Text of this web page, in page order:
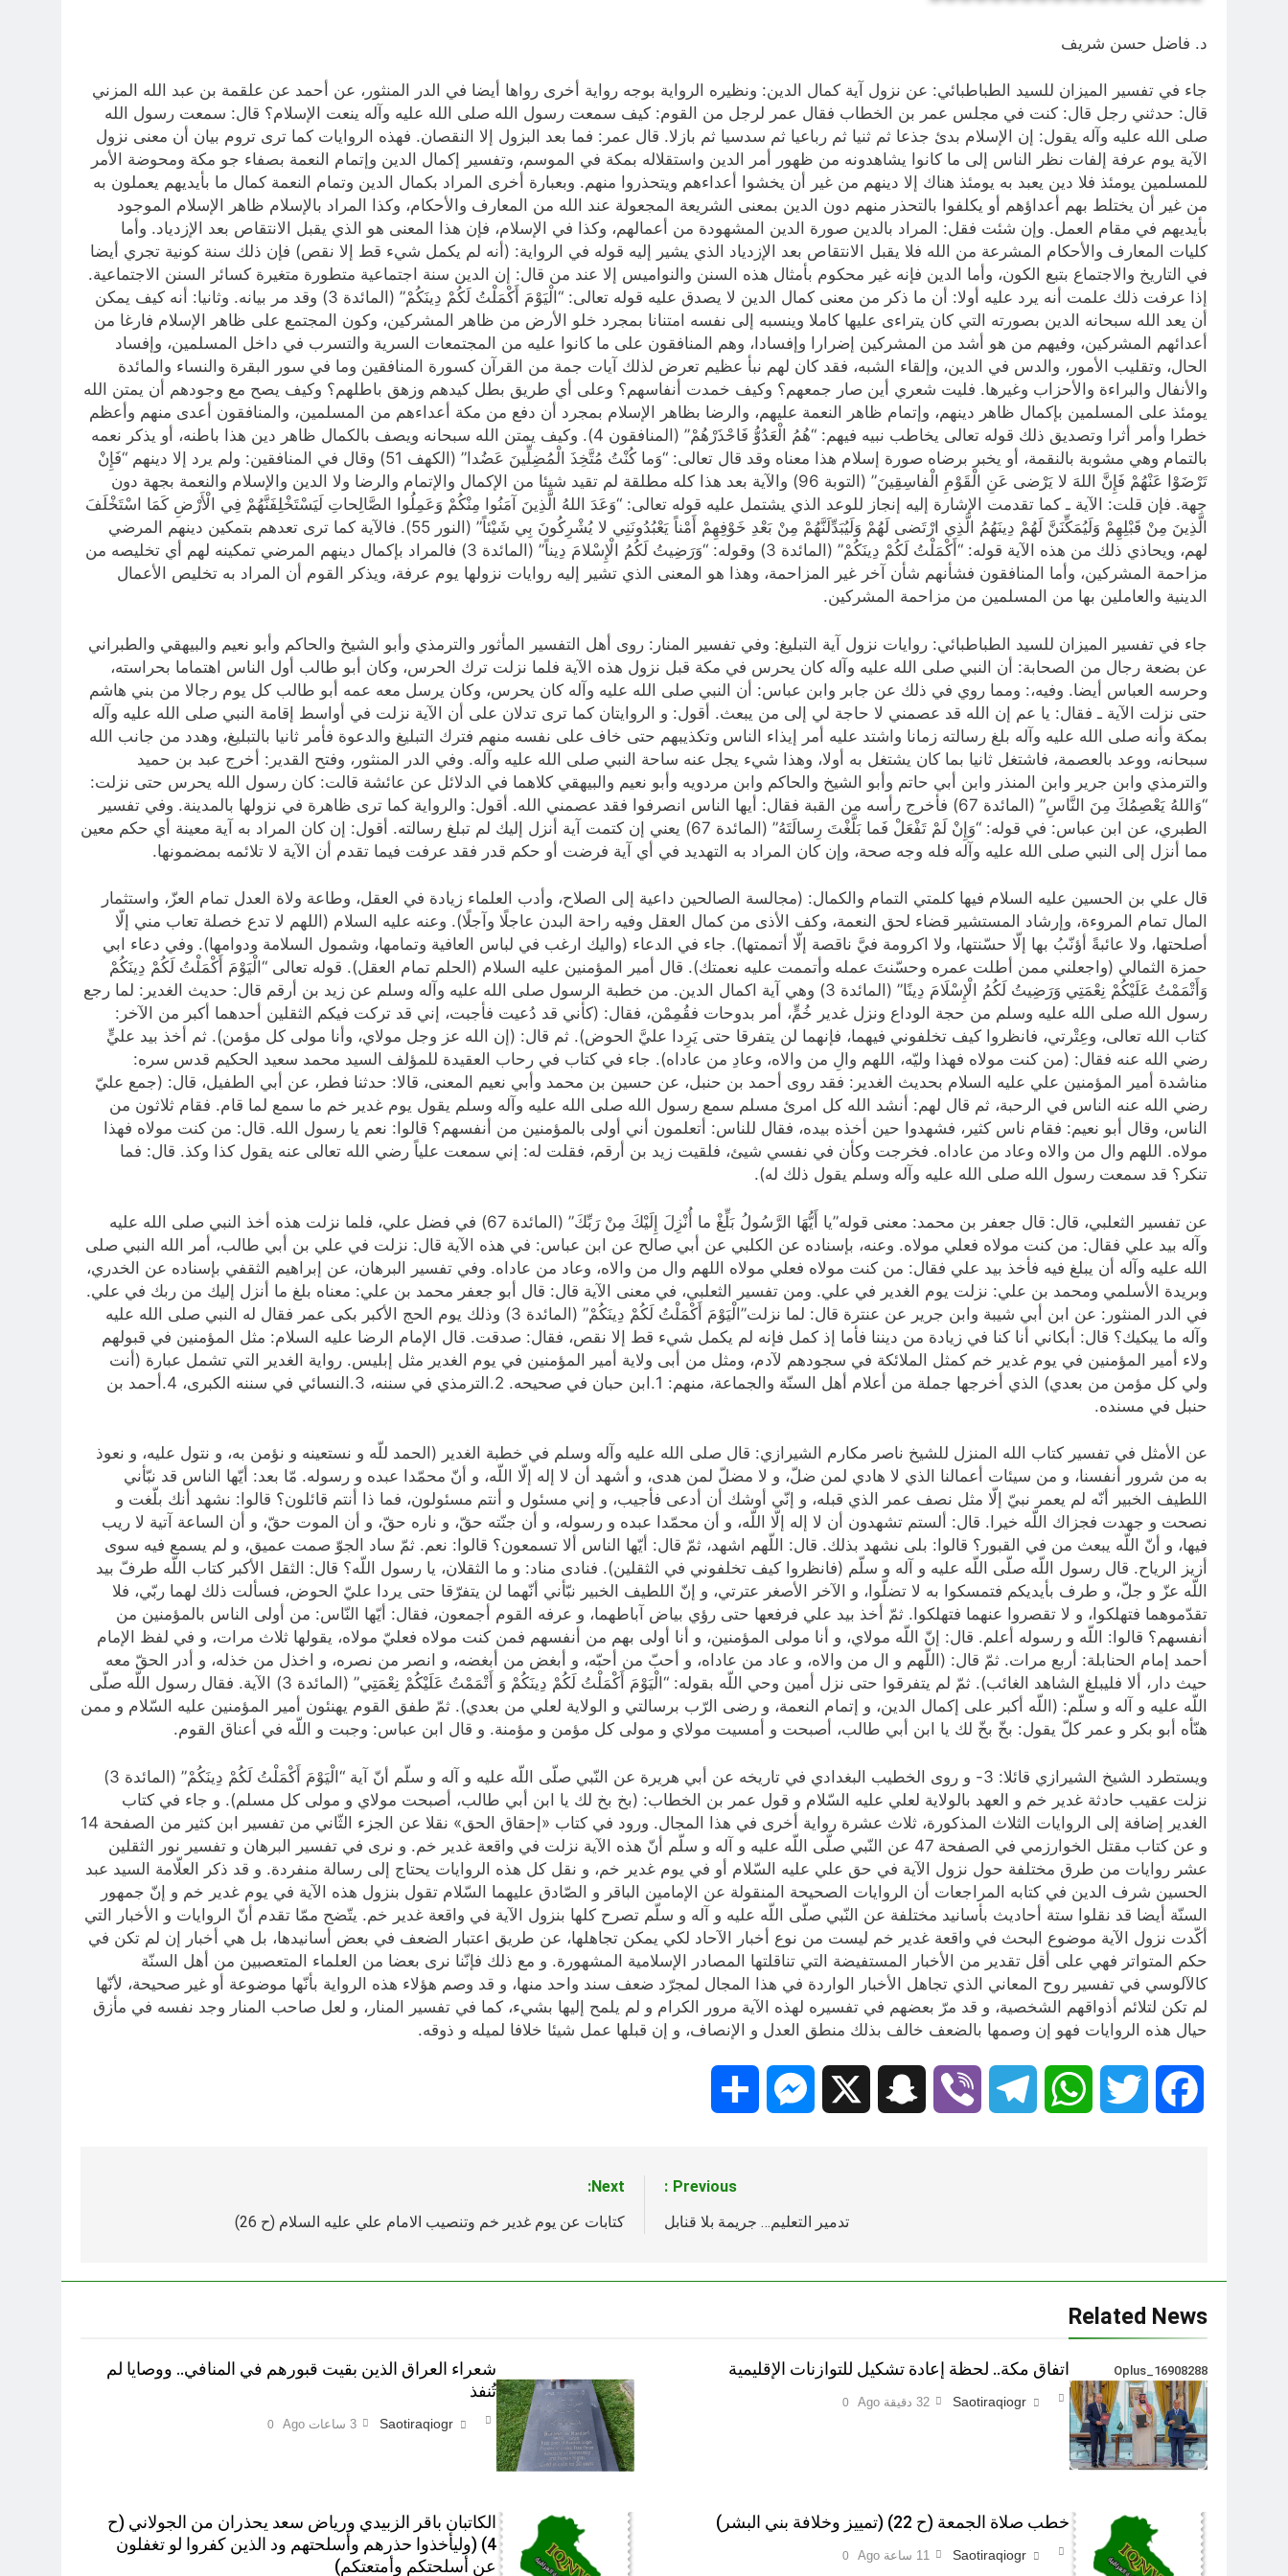
د. فاضل حسن شريف
جاء في تفسير الميزان للسيد الطباطبائي: عن نزول آية كمال الدين: ونظيره الرواية بوجه رواية أخرى رواها أيضا في الدر المنثور، عن أحمد عن علقمة بن عبد الله المزني
قال: حدثني رجل قال: كنت في مجلس عمر بن الخطاب فقال عمر لرجل من القوم: كيف سمعت رسول الله صلى ‌الله‌ عليه‌ وآله ينعت الإسلام؟ قال: سمعت رسول الله
صلى ‌الله‌ عليه‌ وآله يقول: إن الإسلام بدئ جذعا ثم ثنيا ثم رباعيا ثم سدسيا ثم بازلا. قال عمر: فما بعد البزول إلا النقصان. فهذه الروايات كما ترى تروم بيان أن معنى نزول
الآية يوم عرفة إلفات نظر الناس إلى ما كانوا يشاهدونه من ظهور أمر الدين واستقلاله بمكة في الموسم، وتفسير إكمال الدين وإتمام النعمة بصفاء جو مكة ومحوضة الأمر
للمسلمين يومئذ فلا دين يعبد به يومئذ هناك إلا دينهم من غير أن يخشوا أعداءهم ويتحذروا منهم. وبعبارة أخرى المراد بكمال الدين وتمام النعمة كمال ما بأيديهم يعملون به
من غير أن يختلط بهم أعداؤهم أو يكلفوا بالتحذر منهم دون الدين بمعنى الشريعة المجعولة عند الله من المعارف والأحكام، وكذا المراد بالإسلام ظاهر الإسلام الموجود
بأيديهم في مقام العمل. وإن شئت فقل: المراد بالدين صورة الدين المشهودة من أعمالهم، وكذا في الإسلام، فإن هذا المعنى هو الذي يقبل الانتقاص بعد الإزدياد. وأما
كليات المعارف والأحكام المشرعة من الله فلا يقبل الانتقاص بعد الإزدياد الذي يشير إليه قوله في الرواية: (أنه لم يكمل شيء قط إلا نقص) فإن ذلك سنة كونية تجري أيضا
في التاريخ والاجتماع بتبع الكون، وأما الدين فإنه غير محكوم بأمثال هذه السنن والنواميس إلا عند من قال: إن الدين سنة اجتماعية متطورة متغيرة كسائر السنن الاجتماعية.
إذا عرفت ذلك علمت أنه يرد عليه أولا: أن ما ذكر من معنى كمال الدين لا يصدق عليه قوله تعالى: “الْيَوْمَ أَكْمَلْتُ لَكُمْ دِينَكُمْ” (المائدة 3) وقد مر بيانه. وثانيا: أنه كيف يمكن
أن يعد الله سبحانه الدين بصورته التي كان يتراءى عليها كاملا وينسبه إلى نفسه امتنانا بمجرد خلو الأرض من ظاهر المشركين، وكون المجتمع على ظاهر الإسلام فارغا من
أعدائهم المشركين، وفيهم من هو أشد من المشركين إضرارا وإفسادا، وهم المنافقون على ما كانوا عليه من المجتمعات السرية والتسرب في داخل المسلمين، وإفساد
الحال، وتقليب الأمور، والدس في الدين، وإلقاء الشبه، فقد كان لهم نبأ عظيم تعرض لذلك آيات جمة من القرآن كسورة المنافقين وما في سور البقرة والنساء والمائدة
والأنفال والبراءة والأحزاب وغيرها. فليت شعري أين صار جمعهم؟ وكيف خمدت أنفاسهم؟ وعلى أي طريق بطل كيدهم وزهق باطلهم؟ وكيف يصح مع وجودهم أن يمتن الله
يومئذ على المسلمين بإكمال ظاهر دينهم، وإتمام ظاهر النعمة عليهم، والرضا بظاهر الإسلام بمجرد أن دفع من مكة أعداءهم من المسلمين، والمنافقون أعدى منهم وأعظم
خطرا وأمر أثرا وتصديق ذلك قوله تعالى يخاطب نبيه فيهم: “هُمُ الْعَدُوُّ فَاحْذَرْهُمْ” (المنافقون 4). وكيف يمتن الله سبحانه ويصف بالكمال ظاهر دين هذا باطنه، أو يذكر نعمه
بالتمام وهي مشوبة بالنقمة، أو يخبر برضاه صورة إسلام هذا معناه وقد قال تعالى: “وَما كُنْتُ مُتَّخِذَ الْمُضِلِّينَ عَضُدا” (الكهف 51) وقال في المنافقين: ولم يرد إلا دينهم “فَإِنْ
تَرْضَوْا عَنْهُمْ فَإِنَّ اللهَ لا يَرْضى عَنِ الْقَوْمِ الْفاسِقِينَ” (التوبة 96) والآية بعد هذا كله مطلقة لم تقيد شيئا من الإكمال والإتمام والرضا ولا الدين والإسلام والنعمة بجهة دون
جهة. فإن قلت: الآية ـ كما تقدمت الإشارة إليه إنجاز للوعد الذي يشتمل عليه قوله تعالى: “وَعَدَ اللهُ الَّذِينَ آمَنُوا مِنْكُمْ وَعَمِلُوا الصَّالِحاتِ لَيَسْتَخْلِفَنَّهُمْ فِي الْأَرْضِ كَمَا اسْتَخْلَفَ
الَّذِينَ مِنْ قَبْلِهِمْ وَلَيُمَكِّنَنَّ لَهُمْ دِينَهُمُ الَّذِي ارْتَضى لَهُمْ وَلَيُبَدِّلَنَّهُمْ مِنْ بَعْدِ خَوْفِهِمْ أَمْناً يَعْبُدُونَنِي لا يُشْرِكُونَ بِي شَيْئاً” (النور 55). فالآية كما ترى تعدهم بتمكين دينهم المرضي
لهم، ويحاذي ذلك من هذه الآية قوله: “أَكْمَلْتُ لَكُمْ دِينَكُمْ” (المائدة 3) وقوله: “وَرَضِيتُ لَكُمُ الْإِسْلامَ دِيناً” (المائدة 3) فالمراد بإكمال دينهم المرضي تمكينه لهم أي تخليصه من
مزاحمة المشركين، وأما المنافقون فشأنهم شأن آخر غير المزاحمة، وهذا هو المعنى الذي تشير إليه روايات نزولها يوم عرفة، ويذكر القوم أن المراد به تخليص الأعمال
الدينية والعاملين بها من المسلمين من مزاحمة المشركين.
جاء في تفسير الميزان للسيد الطباطبائي: روايات نزول آية التبليغ: وفي تفسير المنار: روى أهل التفسير المأثور والترمذي وأبو الشيخ والحاكم وأبو نعيم والبيهقي والطبراني
عن بضعة رجال من الصحابة: أن النبي صلى ‌الله‌ عليه‌ وآله كان يحرس في مكة قبل نزول هذه الآية فلما نزلت ترك الحرس، وكان أبو طالب أول الناس اهتماما بحراسته،
وحرسه العباس أيضا. وفيه،: ومما روي في ذلك عن جابر وابن عباس: أن النبي صلى ‌الله‌ عليه‌ وآله كان يحرس، وكان يرسل معه عمه أبو طالب كل يوم رجالا من بني هاشم
حتى نزلت الآية ـ فقال: يا عم إن الله قد عصمني لا حاجة لي إلى من يبعث. أقول: و الروايتان كما ترى تدلان على أن الآية نزلت في أواسط إقامة النبي صلى ‌الله‌ عليه‌ وآله
بمكة وأنه صلى ‌الله‌ عليه‌ وآله بلغ رسالته زمانا واشتد عليه أمر إيذاء الناس وتكذيبهم حتى خاف على نفسه منهم فترك التبليغ والدعوة فأمر ثانيا بالتبليغ، وهدد من جانب الله
سبحانه، ووعد بالعصمة، فاشتغل ثانيا بما كان يشتغل به أولا، وهذا شيء يجل عنه ساحة النبي صلى ‌الله‌ عليه‌ وآله. وفي الدر المنثور، وفتح القدير: أخرج عبد بن حميد
والترمذي وابن جرير وابن المنذر وابن أبي حاتم وأبو الشيخ والحاكم وابن مردويه وأبو نعيم والبيهقي كلاهما في الدلائل عن عائشة قالت: كان رسول الله يحرس حتى نزلت:
“وَاللهُ يَعْصِمُكَ مِنَ النَّاسِ” (المائدة 67) فأخرج رأسه من القبة فقال: أيها الناس انصرفوا فقد عصمني الله. أقول: والرواية كما ترى ظاهرة في نزولها بالمدينة. وفي تفسير
الطبري، عن ابن عباس: في قوله: “وَإِنْ لَمْ تَفْعَلْ فَما بَلَّغْتَ رِسالَتَهُ” (المائدة 67) يعني إن كتمت آية أنزل إليك لم تبلغ رسالته. أقول: إن كان المراد به آية معينة أي حكم معين
مما أنزل إلى النبي صلى ‌الله‌ عليه‌ وآله فله وجه صحة، وإن كان المراد به التهديد في أي آية فرضت أو حكم قدر فقد عرفت فيما تقدم أن الآية لا تلائمه بمضمونها.
قال علي بن الحسين عليه السلام فيها كلمتي التمام والكمال: (مجالسة الصالحين داعية إلى الصلاح، وأدب العلماء زيادة في العقل، وطاعة ولاة العدل تمام العزّ، واستثمار
المال تمام المروءة، وإرشاد المستشير قضاء لحق النعمة، وكف الأذى من كمال العقل وفيه راحة البدن عاجلًا وآجلًا). وعنه عليه السلام (اللهم لا تدع خصلة تعاب مني إلّا
أصلحتها، ولا عائبةً أؤنّبُ بها إلّا حسّنتها، ولا اكرومة فيَّ ناقصة إلّا أتممتها). جاء في الدعاء (واليك ارغب في لباس العافية وتمامها، وشمول السلامة ودوامها). وفي دعاء ابي
حمزة الثمالي (واجعلني ممن أطلت عمره وحسّنتَ عمله وأتممت عليه نعمتك). قال أمير المؤمنين عليه السلام (الحلم تمام العقل). قوله تعالى “الْيَوْمَ أَكْمَلْتُ لَكُمْ دِينَكُمْ
وَأَتْمَمْتُ عَلَيْكُمْ نِعْمَتِي وَرَضِيتُ لَكُمُ الْإِسْلَامَ دِينًا” (المائدة 3) وهي آية اكمال الدين. من خطبة الرسول صلى الله عليه وآله وسلم عن زيد بن أرقم قال: حديث الغدير: لما رجع
رسول الله صلى الله عليه وسلم من حجة الوداع ونزل غدير خُمٍّ، أمر بدوحات فقُمِمْن، فقال: (كأني قد دُعيت فأجبت، إني قد تركت فيكم الثقلين أحدهما أكبر من الآخر:
كتاب الله تعالى، وعِتْرتي، فانظروا كيف تخلفوني فيهما، فإنهما لن يتفرقا حتى يَرِدا عليَّ الحوض). ثم قال: (إن الله عز وجل مولاي، وأنا مولى كل مؤمن). ثم أخذ بيد عليٍّ
رضي الله عنه فقال: (من كنت مولاه فهذا وليّه، اللهم والِ من والاه، وعادِ من عاداه). جاء في كتاب في رحاب العقيدة للمؤلف السيد محمد سعيد الحكيم قدس سره:
مناشدة أمير المؤمنين علي عليه السلام بحديث الغدير: فقد روى أحمد بن حنبل، عن حسين بن محمد وأبي نعيم المعنى، قالا: حدثنا فطر، عن أبي الطفيل، قال: (جمع عليّ
رضي الله عنه الناس في الرحبة، ثم قال لهم: أنشد الله كل امرئ مسلم سمع رسول الله صلى الله عليه وآله وسلم يقول يوم غدير خم ما سمع لما قام. فقام ثلاثون من
الناس، وقال أبو نعيم: فقام ناس كثير، فشهدوا حين أخذه بيده، فقال للناس: أتعلمون أني أولى بالمؤمنين من أنفسهم؟ قالوا: نعم يا رسول الله. قال: من كنت مولاه فهذا
مولاه. اللهم وال من والاه وعاد من عاداه. فخرجت وكأن في نفسي شيئ، فلقيت زيد بن أرقم، فقلت له: إني سمعت علياً رضي الله تعالى عنه يقول كذا وكذ. قال: فما
تنكر؟ قد سمعت رسول الله صلى الله عليه وآله وسلم يقول ذلك له).
عن تفسير الثعلبي، قال: قال جعفر بن محمد: معنى قوله”يا أَيُّهَا الرَّسُولُ بَلِّغْ ما أُنْزِلَ إِلَيْكَ مِنْ رَبِّكَ” (المائدة 67) في فضل علي، فلما نزلت هذه أخذ النبي صلى‌ الله‌ عليه‌
وآله بيد علي فقال: من كنت مولاه فعلي مولاه. وعنه، بإسناده عن الكلبي عن أبي صالح عن ابن عباس: في هذه الآية قال: نزلت في علي بن أبي طالب، أمر الله النبي صلى‌
الله‌ عليه‌ وآله أن يبلغ فيه فأخذ بيد علي فقال: من كنت مولاه فعلي مولاه اللهم وال من والاه، وعاد من عاداه. وفي تفسير البرهان، عن إبراهيم الثقفي بإسناده عن الخدري،
وبريدة الأسلمي ومحمد بن علي: نزلت يوم الغدير في علي. ومن تفسير الثعلبي، في معنى الآية قال: قال أبو جعفر محمد بن علي: معناه بلغ ما أنزل إليك من ربك في علي.
في الدر المنثور: عن ابن أبي شيبة وابن جرير عن عنترة قال: لما نزلت”الْيَوْمَ أَكْمَلْتُ لَكُمْ دِينَكُمْ” (المائدة 3) وذلك يوم الحج الأكبر بكى عمر فقال له النبي صلى‌ الله‌ عليه‌
وآله ما يبكيك؟ قال: أبكاني أنا كنا في زيادة من ديننا فأما إذ كمل فإنه لم يكمل شيء قط إلا نقص، فقال: صدقت. قال الإمام الرضا عليه السلام: مثل المؤمنين في قبولهم
ولاء أمير المؤمنين في يوم غدير خم كمثل الملائكة في سجودهم لآدم، ومثل من أبى ولاية أمير المؤمنين في يوم الغدير مثل إبليس. رواية الغدير التي تشمل عبارة (أنت
ولي كل مؤمن من بعدي) الذي أخرجها جملة من أعلام أهل السنّة والجماعة، منهم: 1.ابن حبان في صحيحه. 2.الترمذي في سننه، 3.النسائي في سننه الكبرى، 4.أحمد بن
حنبل في مسنده.
عن الأمثل في تفسير كتاب الله المنزل للشيخ ناصر مكارم الشيرازي: قال صلى الله عليه وآله وسلم في خطبة الغدير (الحمد للّه و نستعينه و نؤمن به، و نتول عليه، و نعوذ
به من شرور أنفسنا، و من سيئات أعمالنا الذي لا هادي لمن ضلّ، و لا مضلّ لمن هدى، و أشهد أن لا إله إلّا اللّه، و أنّ محمّدا عبده و رسوله. مّا بعد: أيّها الناس قد نبّأني
اللطيف الخبير أنّه لم يعمر نبيّ إلّا مثل نصف عمر الذي قبله، و إنّي أوشك أن أدعى فأجيب، و إني مسئول و أنتم مسئولون، فما ذا أنتم قائلون؟ قالوا: نشهد أنك بلّغت و
نصحت و جهدت فجزاك اللّه خيرا. قال: ألستم تشهدون أن لا إله إلّا اللّه، و أن محمّدا عبده و رسوله، و أن جنّته حقّ، و ناره حقّ، و أن الموت حقّ، و أن الساعة آتية لا ريب
فيها، و أنّ اللّه يبعث من في القبور؟ قالوا: بلى نشهد بذلك. قال: اللّهم اشهد، ثمّ قال: أيّها الناس ألا تسمعون؟ قالوا: نعم. ثمّ ساد الجوّ صمت عميق، و لم يسمع فيه سوى
أزيز الرياح. قال رسول اللّه صلّى اللّه عليه و آله و سلّم (فانظروا كيف تخلفوني في الثقلين). فنادى مناد: و ما الثقلان، يا رسول اللّه؟ قال: الثقل الأكبر كتاب اللّه طرفّ بيد
اللّه عزّ و جلّ، و طرف بأيديكم فتمسكوا به لا تضلّوا، و الآخر الأصغر عترتي، و إنّ اللطيف الخبير نبّأني أنّهما لن يتفرّقا حتى يردا عليّ الحوض، فسألت ذلك لهما ربّي، فلا
تقدّموهما فتهلكوا، و لا تقصروا عنهما فتهلكوا. ثمّ أخذ بيد علي فرفعها حتى رؤي بياض آباطهما، و عرفه القوم أجمعون، فقال: أيّها النّاس: من أولى الناس بالمؤمنين من
أنفسهم؟ قالوا: اللّه و رسوله أعلم. قال: إنّ اللّه مولاي، و أنا مولى المؤمنين، و أنا أولى بهم من أنفسهم فمن كنت مولاه فعليّ مولاه، يقولها ثلاث مرات، و في لفظ الإمام
أحمد إمام الحنابلة: أربع مرات. ثمّ قال: (اللّهم و ال من والاه، و عاد من عاداه، و أحبّ من أحبّه، و أبغض من أبغضه، و انصر من نصره، و اخذل من خذله، و أدر الحقّ معه
حيث دار، ألا فليبلغ الشاهد الغائب). ثمّ لم يتفرقوا حتى نزل أمين وحي اللّه بقوله: “الْيَوْمَ أَكْمَلْتُ لَكُمْ دِينَكُمْ وَ أَتْمَمْتُ عَلَيْكُمْ نِعْمَتِي” (المائدة 3) الآية. فقال رسول اللّه صلّى
اللّه عليه و آله و سلّم: (اللّه أكبر على إكمال الدين، و إتمام النعمة، و رضى الرّب برسالتي و الولاية لعلي من بعدي). ثمّ طفق القوم يهنئون أمير المؤمنين عليه السّلام و ممن
هنّأه أبو بكر و عمر كلّ يقول: بخّ بخّ لك يا ابن أبي طالب، أصبحت و أمسيت مولاي و مولى كل مؤمن و مؤمنة. و قال ابن عباس: وجبت و اللّه في أعناق القوم.
ويستطرد الشيخ الشيرازي قائلا: 3- و روى الخطيب البغدادي في تاريخه عن أبي هريرة عن النّبي صلّى اللّه عليه و آله و سلّم أنّ آية “الْيَوْمَ أَكْمَلْتُ لَكُمْ دِينَكُمْ” (المائدة 3)‌
نزلت عقيب حادثة غدير خم و العهد بالولاية لعلي عليه السّلام و قول عمر بن الخطاب: (بخ بخ لك يا ابن أبي طالب، أصبحت مولاي و مولى كل مسلم). و جاء في كتاب
الغدير إضافة إلى الروايات الثلاث المذكورة، ثلاث عشرة رواية أخرى في هذا المجال. ورود في كتاب «إحقاق الحق» نقلا عن الجزء الثّاني من تفسير ابن كثير من الصفحة 14
و عن كتاب مقتل الخوارزمي في الصفحة 47 عن النّبي صلّى اللّه عليه و آله و سلّم‌ أنّ هذه الآية نزلت في واقعة غدير خم. و نرى في تفسير البرهان و تفسير نور الثقلين
عشر روايات من طرق مختلفة حول نزول الآية في حق علي عليه السّلام أو في يوم غدير خم، و نقل كل هذه الروايات يحتاج إلى رسالة منفردة. و قد ذكر العلّامة السيد عبد
الحسين شرف الدين في كتابه المراجعات أن الروايات الصحيحة المنقولة عن الإمامين الباقر و الصّادق عليهما السّلام تقول بنزول هذه الآية في يوم غدير خم و إنّ جمهور
السنّة أيضا قد نقلوا ستة أحاديث بأسانيد مختلفة عن النّبي صلّى اللّه عليه و آله و سلّم تصرح كلها بنزول الآية في واقعة غدير خم‌. يتّضح ممّا تقدم أنّ الروايات و الأخبار التي
أكّدت نزول الآية موضوع البحث في واقعة غدير خم ليست من نوع أخبار الآحاد لكي يمكن تجاهلها، عن طريق اعتبار الضعف في بعض أسانيدها، بل هي أخبار إن لم تكن في
حكم المتواتر فهي على أقل تقدير من الأخبار المستفيضة التي تناقلتها المصادر الإسلامية المشهورة. و مع ذلك فإنّنا نرى بعضا من العلماء المتعصبين من أهل السنّة
كالآلوسي في تفسير روح المعاني الذي تجاهل الأخبار الواردة في هذا المجال لمجرّد ضعف سند واحد منها، و قد وصم هؤلاء هذه الرواية بأنّها موضوعة أو غير صحيحة، لأنّها
لم تكن لتلائم أذواقهم الشخصية، و قد مرّ بعضهم في تفسيره لهذه الآية مرور الكرام و لم يلمح إليها بشي‌ء، كما في تفسير المنار، و لعل صاحب المنار وجد نفسه في مأزق
حيال هذه الروايات فهو إن وصمها بالضعف خالف بذلك منطق العدل و الإنصاف، و إن قبلها عمل شيئا خلافا لميله و ذوقه.
Facebook
Twitter
WhatsApp
Telegram
Viber
Snapchat
Messenger
Previous:
تدمير التعليم… جريمة بلا قنابل
Next:
كتابات عن يوم غدير خم وتنصيب الامام علي عليه السلام (ح 26)
Related News
Oplus_16908288 اتفاق مكة.. لحظة إعادة تشكيل للتوازنات الإقليمية
Saotiraqiogr 32 دقيقة Ago 0
شعراء العراق الذين بقيت قبورهم في المنافي.. ووصايا لم
تُنفذ
Saotiraqiogr 3 ساعات Ago 0
خطب صلاة الجمعة (ح 22) (تمييز وخلافة بني البشر)
Saotiraqiogr 11 ساعة Ago 0
الكاتبان باقر الزبيدي ورياض سعد يحذران من الجولاني (ح
4) (وليأخذوا حذرهم وأسلحتهم ود الذين كفروا لو تغفلون
عن أسلحتكم وأمتعتكم)